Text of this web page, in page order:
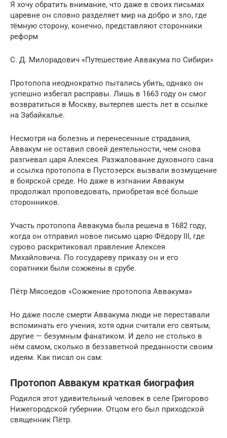
Я хочу обратить внимание, что даже в своих письмах
царевне он словно разделяет мир на добро и зло, где
тёмную сторону, конечно, представляют сторонники
реформ
С. Д. Милорадович «Путешествие Аввакума по Сибири»
Протопопа неоднократно пытались убить, однако он
успешно избегал расправы. Лишь в 1663 году он смог
возвратиться в Москву, вытерпев шесть лет в ссылке
на Забайкалье.
Несмотря на болезнь и перенесенные страдания,
Аввакум не оставил своей деятельности, чем снова
разгневал царя Алексея. Разжалование духовного сана
и ссылка протопопа в Пустозерск вызвали возмущение
в боярской среде. Но даже в изгнании Аввакум
продолжал проповедовать, приобретая всё больше
сторонников.
Участь протопопа Аввакума была решена в 1682 году,
когда он отправил новое письмо царю Фёдору III, где
сурово раскритиковал правление Алексея
Михайловича. По государеву приказу он и его
соратники были сожжены в срубе.
Пётр Мясоедов «Сожжение протопопа Аввакума»
Но даже после смерти Аввакума люди не переставали
вспоминать его учения, хотя одни считали его святым,
другие — безумным фанатиком. И дело не столько в
нём самом, сколько в беззаветной преданности своим
идеям. Как писал он сам:
Протопоп Аввакум краткая биография
Родился этот удивительный человек в селе Григорово
Нижегородской губернии. Отцом его был приходской
священник Пётр.